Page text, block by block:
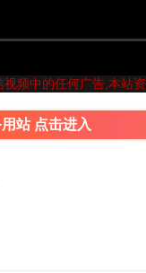
视频中的任何广告,本站
站 点击进入